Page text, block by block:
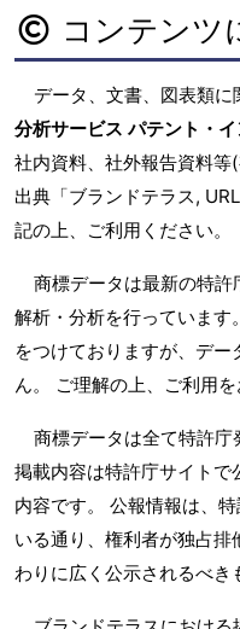
コンテンツ
データ、文書、図表類
分析サービス パテント・
社内資料、社外報告資料
出典「ブランドテラス,
記の上、ご利用ください。
商標データは最新の特許
解析・分析を行っていま
をつけておりますが、デ
ん。 ご理解の上、ご利用を
商標データは全て特許庁
掲載内容は特許庁サイト
内容です。 公報情報は、
いる通り、権利者が独占
わりに広く公示されるべき